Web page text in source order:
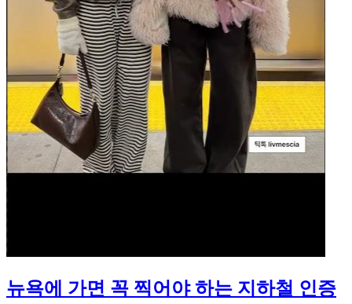
뉴욕에 가면 꼭 찍어야 하는 지하철 인증